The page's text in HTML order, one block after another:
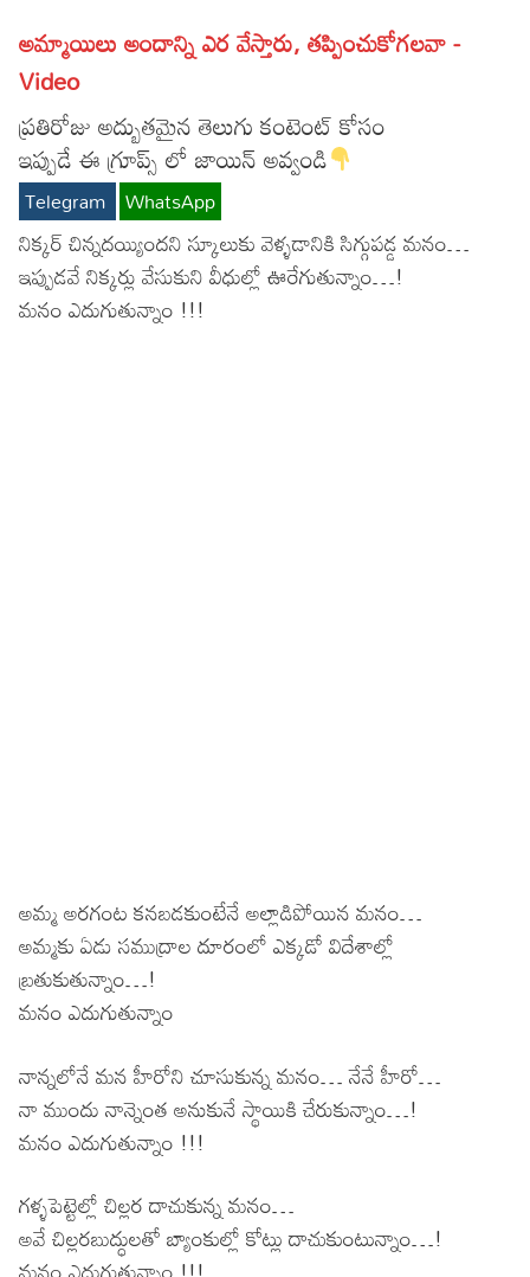
Devotional
Christianity
Hinduism
Hindi
Lyrics in Hindi – Devotional Songs
Lyrics in Hindi – Movie Songs
Tamil
Lyrics in Tamil – Devotional Songs
Lyrics in Tamil – Movie Songs
Kannada
Lyrics in Kannada – Movie Songs
అమ్మాయిలు అందాన్ని ఎర వేస్తారు, తప్పించుకోగలవా -
Video
ప్రతిరోజు అద్బుతమైన తెలుగు కంటెంట్ కోసం
ఇప్పుడే ఈ గ్రూప్స్ లో జాయిన్ అవ్వండి
Telegram WhatsApp
నిక్కర్ చిన్నదయ్యిందని స్కూలుకు వెళ్ళడానికి సిగ్గుపడ్డ మనం…
ఇప్పుడవే నిక్కర్లు వేసుకుని వీధుల్లో ఊరేగుతున్నాం…!
మనం ఎదుగుతున్నాం !!!
అమ్మ అరగంట కనబడకుంటేనే అల్లాడిపోయిన మనం…
అమ్మకు ఏడు సముద్రాల దూరంలో ఎక్కడో విదేశాల్లో
బ్రతుకుతున్నాం…!
మనం ఎదుగుతున్నాం
నాన్నలోనే మన హీరోని చూసుకున్న మనం… నేనే హీరో…
నా ముందు నాన్నెంత అనుకునే స్థాయికి చేరుకున్నాం…!
మనం ఎదుగుతున్నాం !!!
గళ్ళపెట్టెల్లో చిల్లర దాచుకున్న మనం…
అవే చిల్లరబుద్ధులతో బ్యాంకుల్లో కోట్లు దాచుకుంటున్నాం…!